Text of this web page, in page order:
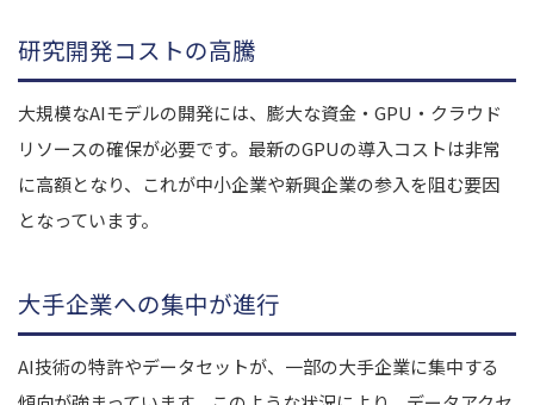
研究開発コストの高騰
大規模なAIモデルの開発には、膨大な資金・GPU・クラウド
リソースの確保が必要です。最新のGPUの導入コストは非常
に高額となり、これが中小企業や新興企業の参入を阻む要因
となっています。
大手企業への集中が進行
AI技術の特許やデータセットが、一部の大手企業に集中する